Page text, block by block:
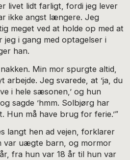
livet lidt farligt, fordi jeg lever
ikke angst længere. Jeg
meget ved at holde op med at
jeg i gang med optagelser i
han.
Min mor spurgte altid,
arbejde. Jeg svarede, at ’ja, du
i hele sæsonen,’ og hun
sagde ’hmm. Solbjørg har
Hun må have brug for ferie.’”
langt hen ad vejen, forklarer
var uægte barn, og mormor
fra hun var 18 år til hun var